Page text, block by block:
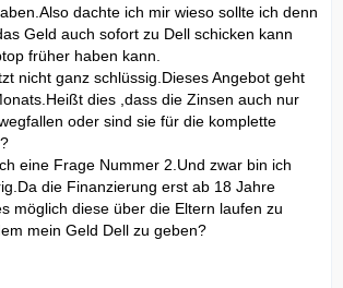
dachte ich mir wieso sollte ich denn
Geld auch sofort zu Dell schicken kann
früher haben kann.
nicht ganz schlüssig.Dieses Angebot geht
dies ,dass die Zinsen auch nur
oder sind sie für die komplette
eine Frage Nummer 2.Und zwar bin ich
die Finanzierung erst ab 18 Jahre
möglich diese über die Eltern laufen zu
mein Geld Dell zu geben?